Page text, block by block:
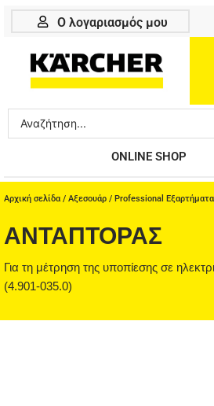
Μετάβαση
Ο λογαριασμός μου
Search
...
ONLINE SHOP
Αρχική σελίδα / Αξεσουάρ / Professional Εξαρτήματα
ΑΝΤΆΠΤΟΡΑΣ
Για τη μέτρηση της υποπίεσης σε
(4.901-035.0)